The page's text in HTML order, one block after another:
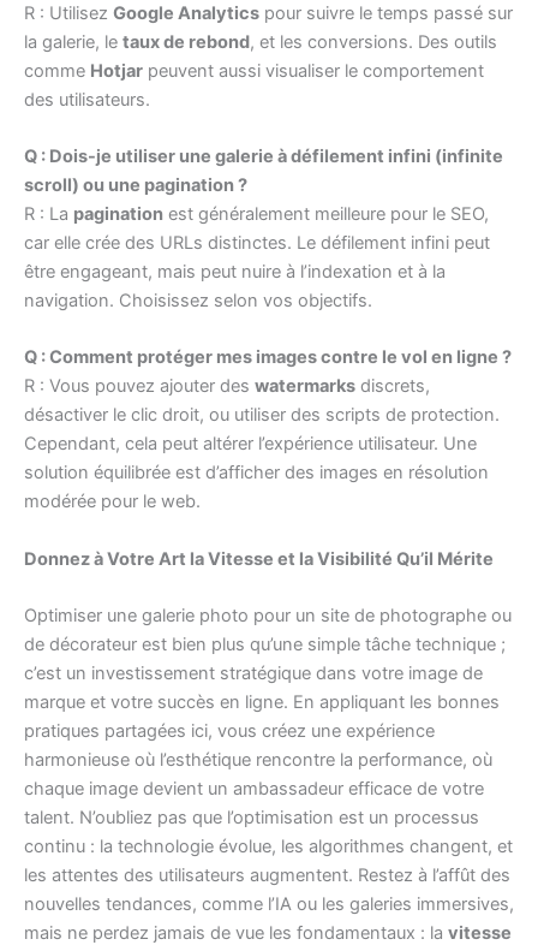
R : Utilisez Google Analytics pour suivre le temps passé sur
la galerie, le taux de rebond, et les conversions. Des outils
comme Hotjar peuvent aussi visualiser le comportement
des utilisateurs.
Q : Dois-je utiliser une galerie à défilement infini (infinite
scroll) ou une pagination ?
R : La pagination est généralement meilleure pour le SEO,
car elle crée des URLs distinctes. Le défilement infini peut
être engageant, mais peut nuire à l’indexation et à la
navigation. Choisissez selon vos objectifs.
Q : Comment protéger mes images contre le vol en ligne ?
R : Vous pouvez ajouter des watermarks discrets,
désactiver le clic droit, ou utiliser des scripts de protection.
Cependant, cela peut altérer l’expérience utilisateur. Une
solution équilibrée est d’afficher des images en résolution
modérée pour le web.
Donnez à Votre Art la Vitesse et la Visibilité Qu’il Mérite
Optimiser une galerie photo pour un site de photographe ou
de décorateur est bien plus qu’une simple tâche technique ;
c’est un investissement stratégique dans votre image de
marque et votre succès en ligne. En appliquant les bonnes
pratiques partagées ici, vous créez une expérience
harmonieuse où l’esthétique rencontre la performance, où
chaque image devient un ambassadeur efficace de votre
talent. N’oubliez pas que l’optimisation est un processus
continu : la technologie évolue, les algorithmes changent, et
les attentes des utilisateurs augmentent. Restez à l’affût des
nouvelles tendances, comme l’IA ou les galeries immersives,
mais ne perdez jamais de vue les fondamentaux : la vitesse